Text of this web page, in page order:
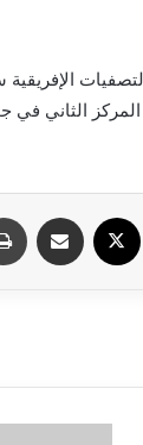
المركز
فيسبوك مشاركة عبر البريد